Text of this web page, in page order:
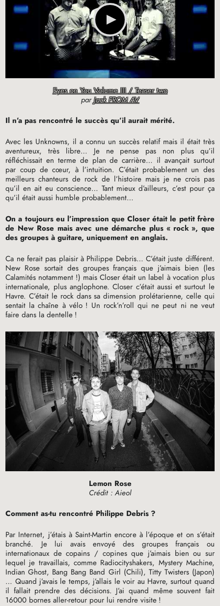
Eyes on You Volume III / Teaser two
parJack FROM AV
Il n’a pas rencontré le succès qu’il aurait mérité.
Avec les Unknowns, il a connu un succès relatif mais il était très
aventureux, très libre… Je ne pense pas non plus qu’il
réfléchissait en terme de plan de carrière… il avançait surtout
par coup de cœur, à l’intuition. C’était probablement un des
meilleurs chanteurs de rock de l’histoire mais je ne crois pas
qu’il en ait eu conscience… Tant mieux d’ailleurs, c’est pour ça
qu’il était aussi humble probablement…
On a toujours eu l’impression que Closer était le petit frère
de New Rose mais avec une démarche plus « rock », que
des groupes à guitare, uniquement en anglais.
Ca ne ferait pas plaisir à Philippe Debris… C’était juste différent.
New Rose sortait des groupes français que j’aimais bien (les
Calamités notamment !) mais Closer était un label à vocation plus
internationale, plus anglophone. Closer c’était aussi et surtout le
Havre. C’était le rock dans sa dimension prolétarienne, celle qui
sentait la chaîne à vélo ! Un rock’n’roll qui ne peut ni ne veut
faire dans la dentelle !
Lemon Rose
Crédit : Aieol
Comment as-tu rencontré Philippe Debris ?
Par Internet, j’étais à Saint-Martin encore à l’époque et on s’était
branché. Je lui avais envoyé des groupes français ou
internationaux de copains / copines que j’aimais bien ou sur
lequel je travaillais, comme Radiocityshakers, Mystery Machine,
Indian Ghost, Bang Bang Band Girl (Chili), Titty Twisters (Japon)
… Quand j’avais le temps, j’allais le voir au Havre, surtout quand
il fallait prendre des décisions. J’ai quand même souvent fait
16000 bornes aller-retour pour lui rendre visite !